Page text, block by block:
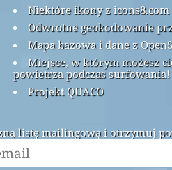
Niektóre ikony z icons8.com
Odwrotne geokodowanie
Mapa bazowa i dane z
Miejsce, w którym możesz
powietrza podczas surfowania!
Projekt QUACO
listę mailingową i otrzymuj